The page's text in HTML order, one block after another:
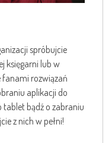
spróbujcie
księgarni lub w
fanami rozwiązań
aplikacji do
tablet bądź o zabraniu
z nich w pełni!